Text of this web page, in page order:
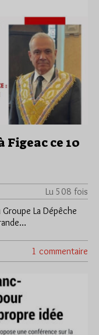
Figeac ce 10
Lu 508 fois
La Dépêche
1 commentaire